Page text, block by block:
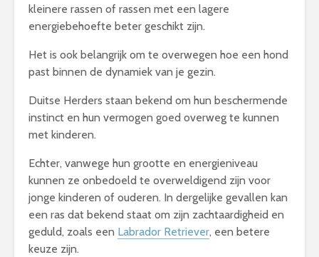
kleinere rassen of rassen met een lagere
energiebehoefte beter geschikt zijn.
Het is ook belangrijk om te overwegen hoe een hond
past binnen de dynamiek van je gezin.
Duitse Herders staan bekend om hun beschermende
instinct en hun vermogen goed overweg te kunnen
met kinderen.
Echter, vanwege hun grootte en energieniveau
kunnen ze onbedoeld te overweldigend zijn voor
jonge kinderen of ouderen. In dergelijke gevallen kan
een ras dat bekend staat om zijn zachtaardigheid en
geduld, zoals een Labrador Retriever, een betere
keuze zijn.